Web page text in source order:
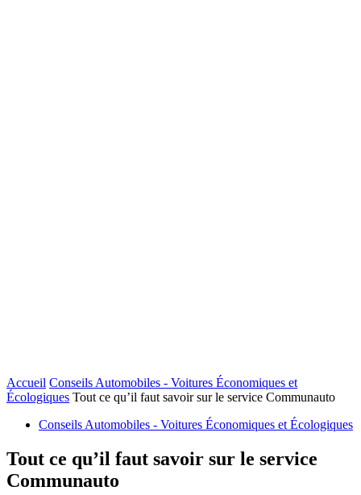
Accueil Conseils Automobiles - Voitures Économiques et
Écologiques Tout ce qu’il faut savoir sur le service Communauto
Conseils Automobiles - Voitures Économiques et Écologiques
Tout ce qu’il faut savoir sur le service
Communauto